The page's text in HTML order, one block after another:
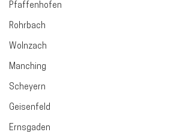
Pfaffenhofen
Rohrbach
Wolnzach
Manching
Scheyern
Geisenfeld
Ernsgaden